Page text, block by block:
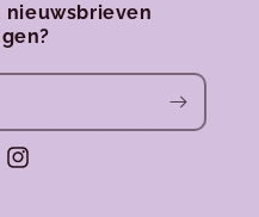
nieuwsbrieven
Instagram